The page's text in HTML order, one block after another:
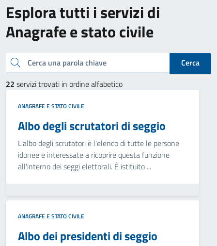
Esplora tutti i servizi di
Anagrafe e stato civile
Cerca una parola chiave
Cerca
22 servizi trovati in ordine alfabetico
ANAGRAFE E STATO CIVILE
Albo degli scrutatori di seggio
L'albo degli scrutatori è l'elenco di tutte le persone
idonee e interessate a ricoprire questa funzione
all'interno dei seggi elettorali. È istituito ...
ANAGRAFE E STATO CIVILE
Albo dei presidenti di seggio